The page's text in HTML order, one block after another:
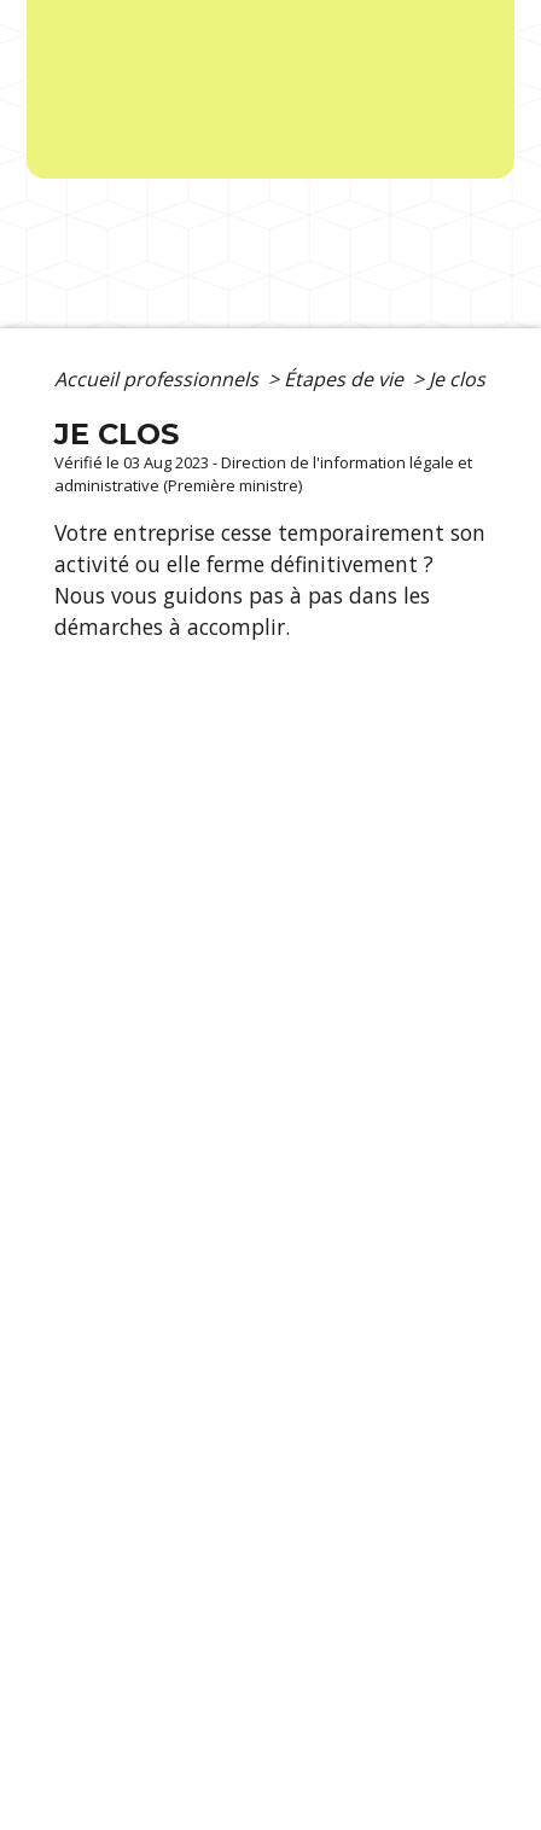
Accueil professionnels > Étapes de vie > Je clos
JE CLOS
Vérifié le 03 Aug 2023 - Direction de l'information légale et
administrative (Première ministre)
Votre entreprise cesse temporairement son
activité ou elle ferme définitivement ?
Nous vous guidons pas à pas dans les
démarches à accomplir.